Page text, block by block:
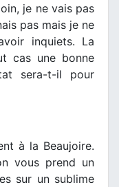
je ne vais pas
pas mais je ne
inquiets. La
cas une bonne
sera-t-il pour
à la Beaujoire.
vous prend un
sur un sublime